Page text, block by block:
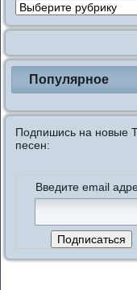
Популярное
Подпишись на новые
песен:
Введите email